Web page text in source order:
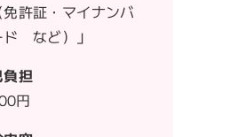
許証・マイナンバ
ド など）」
担
円